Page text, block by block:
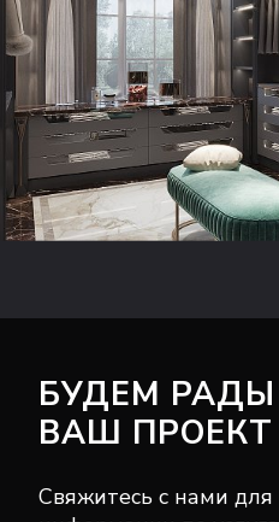
БУДЕМ
ВАШ ПРОЕКТ
Свяжитесь с нами